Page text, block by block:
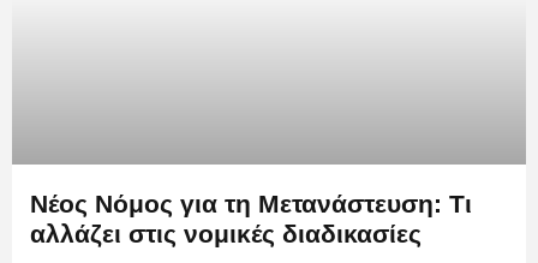
Νέος Νόμος για τη Μετανάστευση: Τι
αλλάζει στις νομικές διαδικασίες